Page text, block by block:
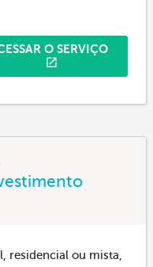
O SERVIÇO
residencial ou mista,